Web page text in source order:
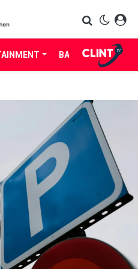
BABES LIFE